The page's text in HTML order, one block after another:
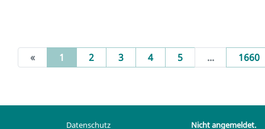
« 1 (current)
2 3 4 5 ... 1660
Datenschutz
Nicht angemeldet.